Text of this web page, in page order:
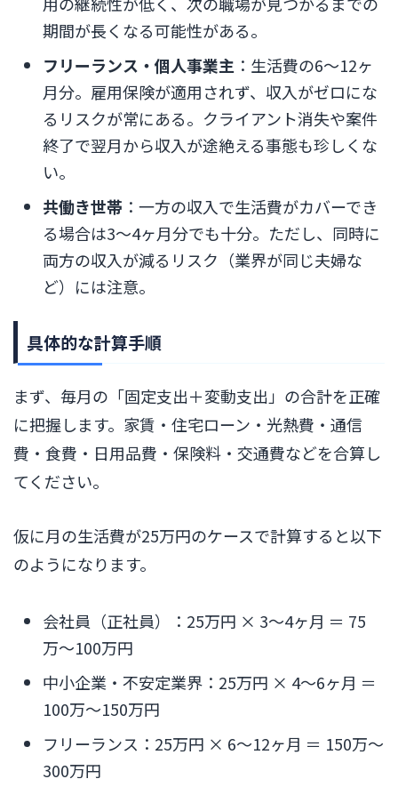
期間が長くなる可能性がある。
フリーランス・個人事業主 ：生活費の6〜12ヶ
月分。雇用保険が適用されず、収入がゼロにな
るリスクが常にある。クライアント消失や案件
終了で翌月から収入が途絶える事態も珍しくな
い。
共働き世帯 ：一方の収入で生活費がカバーでき
る場合は3〜4ヶ月分でも十分。ただし、同時に
両方の収入が減るリスク（業界が同じ夫婦な
ど）には注意。
具体的な計算手順
まず、毎月の「固定支出＋変動支出」の合計を正確
に把握します。家賃・住宅ローン・光熱費・通信
費・食費・日用品費・保険料・交通費などを合算し
てください。
仮に月の生活費が25万円のケースで計算すると以下
のようになります。
会社員（正社員）：25万円 × 3〜4ヶ月 ＝ 75
万〜100万円
中小企業・不安定業界：25万円 × 4〜6ヶ月 ＝
100万〜150万円
フリーランス：25万円 × 6〜12ヶ月 ＝ 150万〜
300万円